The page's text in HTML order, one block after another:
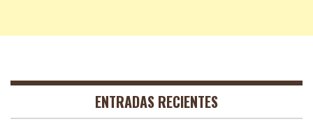
ENTRADAS RECIENTES